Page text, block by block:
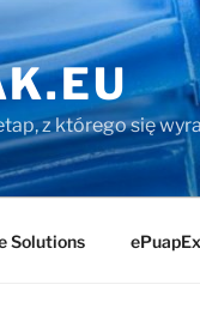
z którego się
Solutions